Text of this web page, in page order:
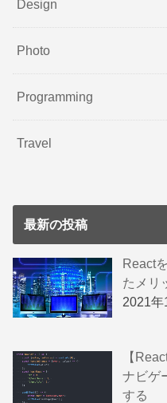
Design
Photo
Programming
Travel
最新の投稿
React
たメリ
2021年
【
ナビゲ
する